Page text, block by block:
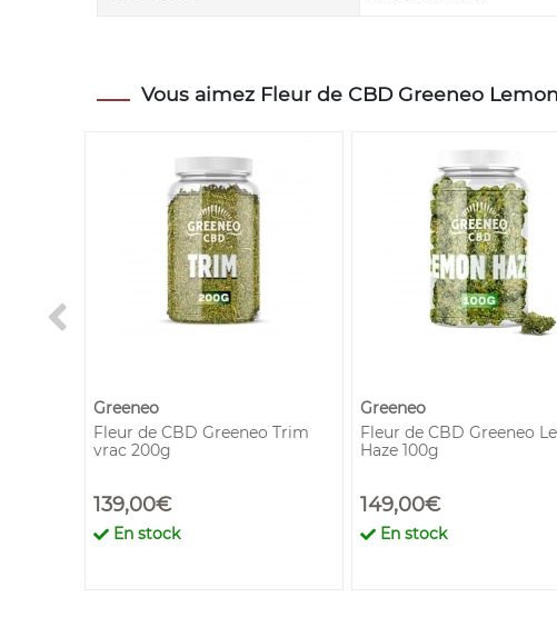
Vous aimez Fleur de CBD Greeneo
Greeneo
Fleur de CBD Greeneo Trim
vrac 200g
139,00€
En stock
Greeneo
Fleur de CBD Greeneo
Haze 100g
149,00€
En stock